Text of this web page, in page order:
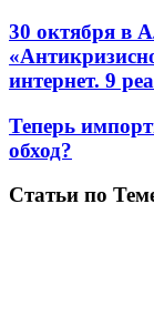
30 октября в
интернет. 9
Теперь
обход?
Статьи по